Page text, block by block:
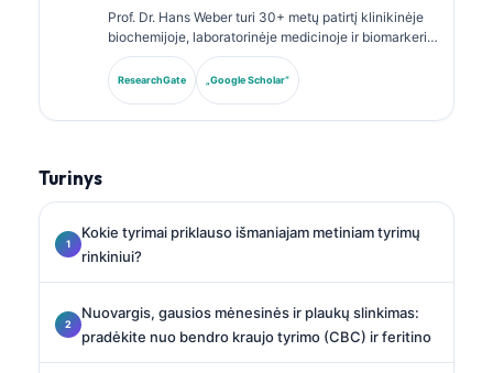
Prof. Dr. Hans Weber turi 30+ metų patirtį klinikinėje
biochemijoje, laboratorinėje medicinoje ir biomarkerių
tyrimuose. Buvęs Vokietijos klinikinės chemijos
draugijos prezidentas, jis specializuojasi diagnostinių
panelių analizėje, biomarkerių standartizavime ir AI
ResearchGate „Google Scholar“
Turinys
Kokie tyrimai priklauso išmaniajam metiniam tyrimų
rinkiniui?
Nuovargis, gausios mėnesinės ir plaukų slinkimas:
pradėkite nuo bendro kraujo tyrimo (CBC) ir feritino